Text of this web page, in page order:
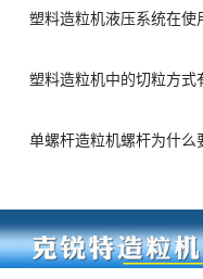
塑料造粒机液压系统在使
塑料造粒机中的切粒方式
单螺杆造粒机螺杆为什么